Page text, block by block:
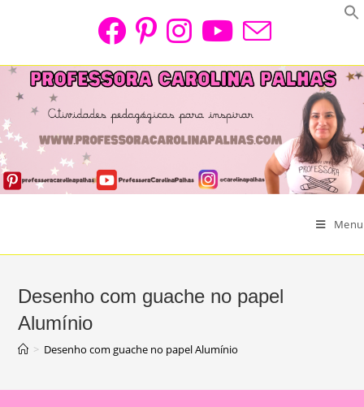
Menu
Desenho com guache no papel
Alumínio
> Desenho com guache no papel Alumínio